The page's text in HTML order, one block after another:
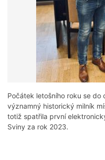
Počátek letošního roku se do
významný historický milník
totiž spatřila první
Sviny za rok 2023.